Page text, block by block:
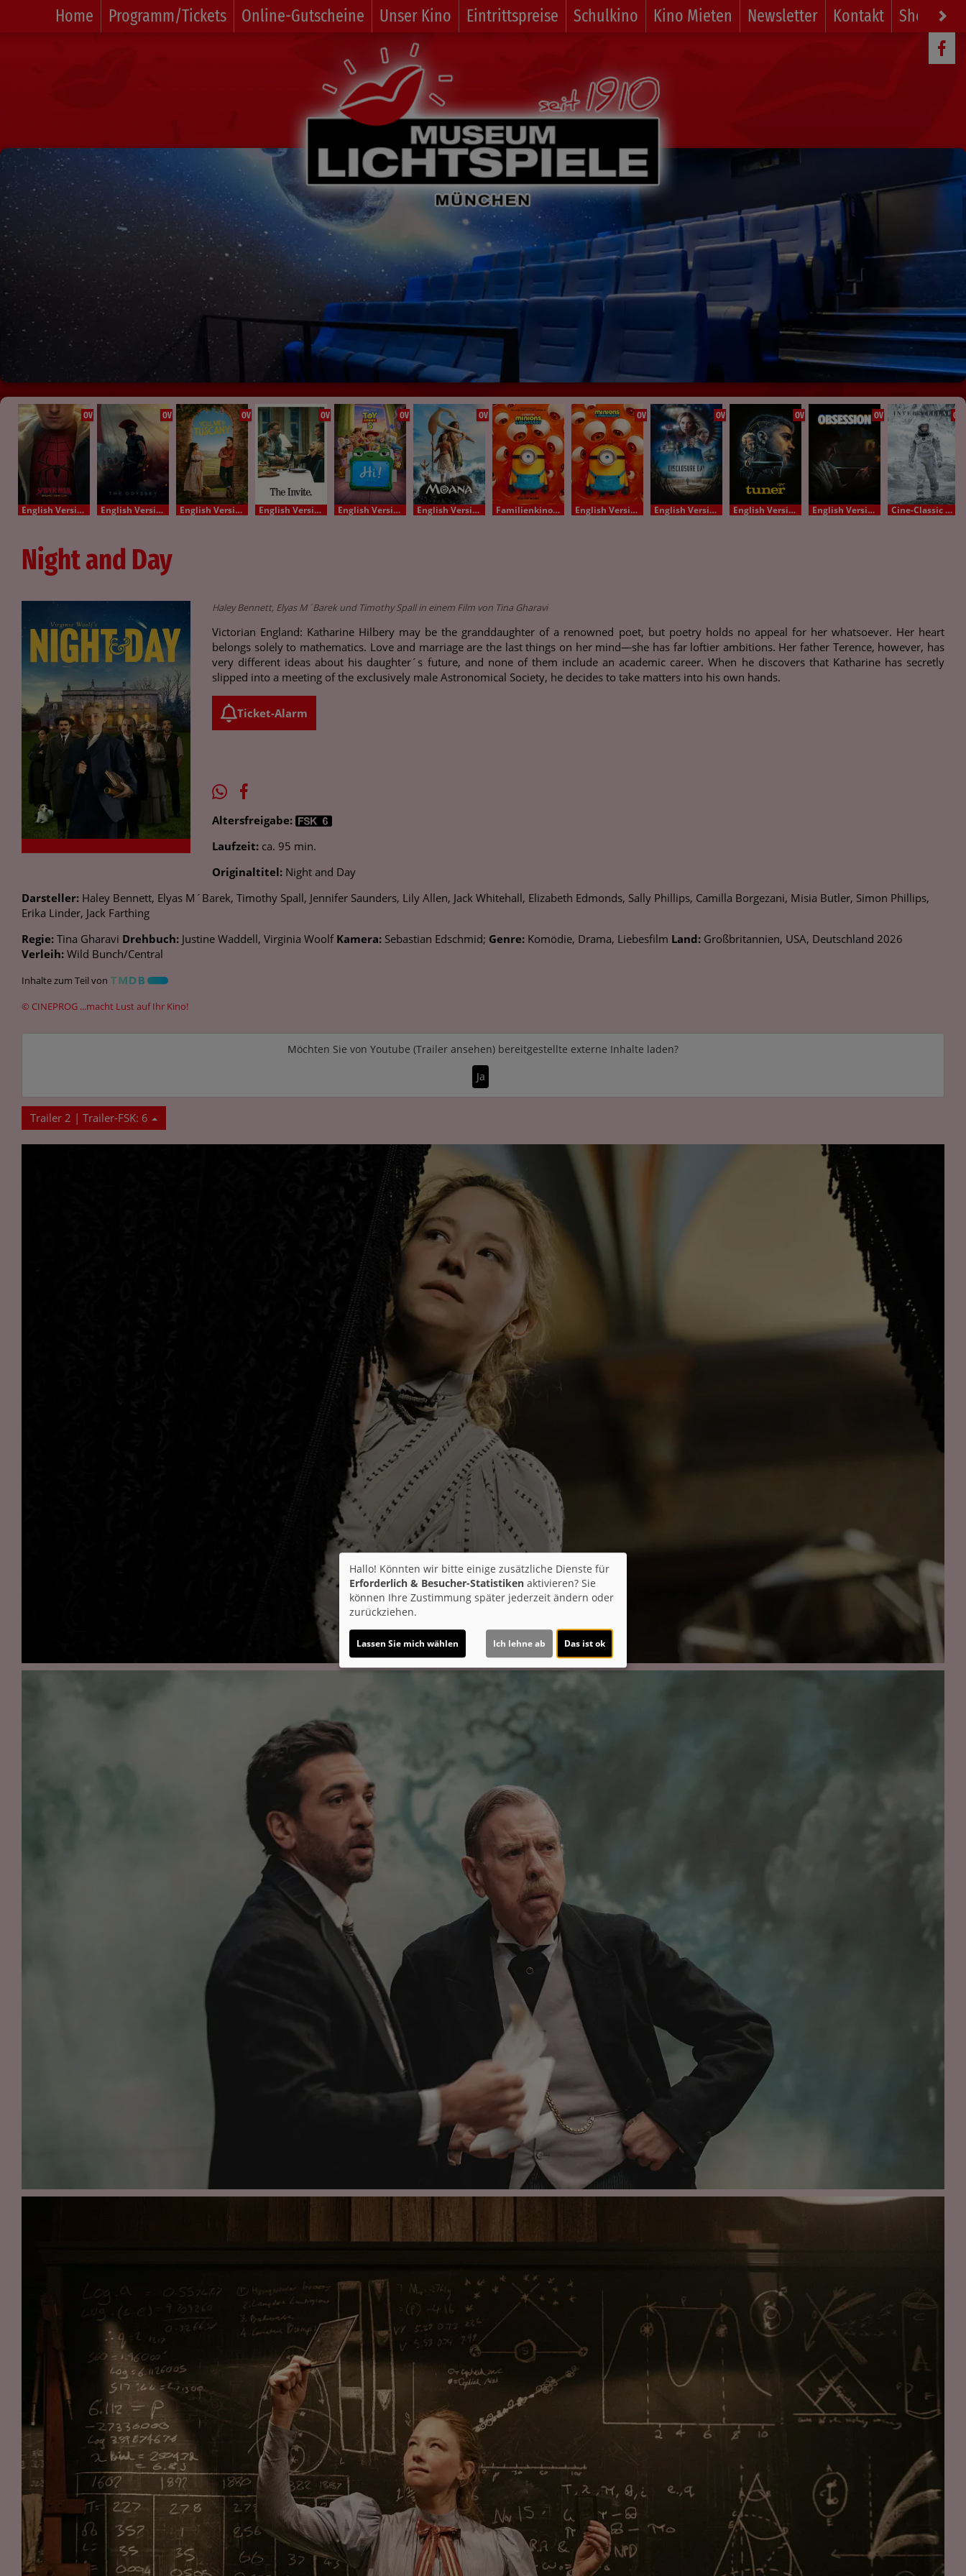
Home Programm/Tickets Online-Gutscheine Unser Kino Eintrittspreise Schulkino Kino Mieten Newsletter Kontakt Shop
OV
English Version - OV
OV
English Version - OV
OV
English Version - OV
OV
English Version - OV
OV
English Version - OV
OV
English Version - OV Familienkino Deutsch
OV
English Version - OV
OV
English Version - OV
OV
English Version - OV
OV
English Version - OV
OV
Cine-Classic OV
Night and Day
Haley Bennett, Elyas M´Barek und Timothy Spall in einem Film von Tina Gharavi
Victorian England: Katharine Hilbery may be the granddaughter of a renowned poet, but poetry holds no appeal for her whatsoever. Her heart
belongs solely to mathematics. Love and marriage are the last things on her mind—she has far loftier ambitions. Her father Terence, however, has
very different ideas about his daughter´s future, and none of them include an academic career. When he discovers that Katharine has secretly
slipped into a meeting of the exclusively male Astronomical Society, he decides to take matters into his own hands.
Ticket-Alarm
Altersfreigabe:
Laufzeit: ca. 95 min.
Originaltitel: Night and Day
Darsteller: Haley Bennett, Elyas M´Barek, Timothy Spall, Jennifer Saunders, Lily Allen, Jack Whitehall, Elizabeth Edmonds, Sally Phillips, Camilla Borgezani, Misia Butler, Simon Phillips,
Erika Linder, Jack Farthing
Regie: Tina Gharavi Drehbuch: Justine Waddell, Virginia Woolf Kamera: Sebastian Edschmid; Genre: Komödie, Drama, Liebesfilm Land: Großbritannien, USA, Deutschland 2026
Verleih: Wild Bunch/Central
Inhalte zum Teil von
© CINEPROG ...macht Lust auf Ihr Kino!
Möchten Sie von Youtube (Trailer ansehen) bereitgestellte externe Inhalte laden?
Ja
Trailer 2 | Trailer-FSK: 6
Hallo! Könnten wir bitte einige zusätzliche Dienste für
Erforderlich & Besucher-Statistiken aktivieren? Sie
können Ihre Zustimmung später jederzeit ändern oder
zurückziehen.
Lassen Sie mich wählen Ich lehne ab Das ist ok